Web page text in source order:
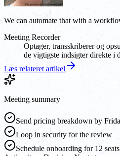
We can automate that with a
Meeting Recorder
Optager, transskriberer og
de vigtigste indsigter direkte
Læs relateret artikel
Meeting summary
Send pricing breakdown by
Loop in security for the review
Schedule onboarding for 12 seats